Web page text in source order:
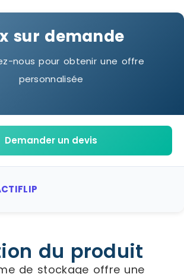
sur demande
nous pour obtenir une offre
personnalisée
Demander un devis
du produit
de stockage offre une